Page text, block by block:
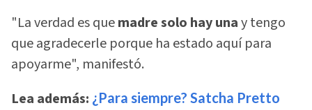
"La verdad es quemadre solo hay unay tengo
que agradecerle porque ha estado aquí para
apoyarme", manifestó.
Lea además: ¿Para siempre? Satcha Pretto